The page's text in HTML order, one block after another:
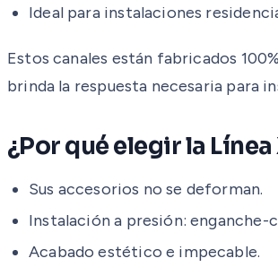
Ideal para instalaciones
Estos canales están fabricados
brinda la respuesta necesaria para
¿Por qué elegir la Línea
Sus accesorios no se deforman.
Instalación a presión: enganche-
Acabado estético e impecable.